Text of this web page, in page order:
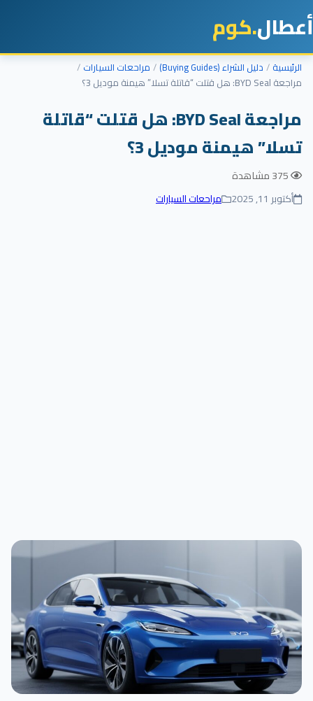
أعطال.كوم
الرئيسية دليل الشراء (Buying Guides)
مراحعات السيارات
مراجعة BYD Seal: هل قتلت “قاتلة تسلا” هيمنة موديل 3؟
مراجعة BYD Seal: هل قتلت “قاتلة
تسلا” هيمنة موديل 3؟
أكتوبر 11, 2025 مراحعات السيارات